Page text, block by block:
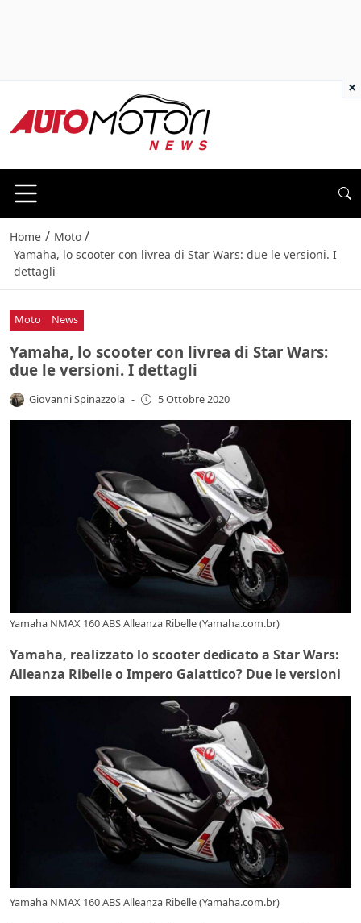
Home / Moto /
Yamaha, lo scooter con livrea di Star Wars: due le versioni. I
dettagli
Moto News
Yamaha, lo scooter con livrea di Star Wars:
due le versioni. I dettagli
Giovanni Spinazzola - 5 Ottobre 2020
Yamaha NMAX 160 ABS Alleanza Ribelle (Yamaha.com.br)
Yamaha, realizzato lo scooter dedicato a Star Wars:
Alleanza Ribelle o Impero Galattico? Due le versioni
Yamaha NMAX 160 ABS Alleanza Ribelle (Yamaha.com.br)
×